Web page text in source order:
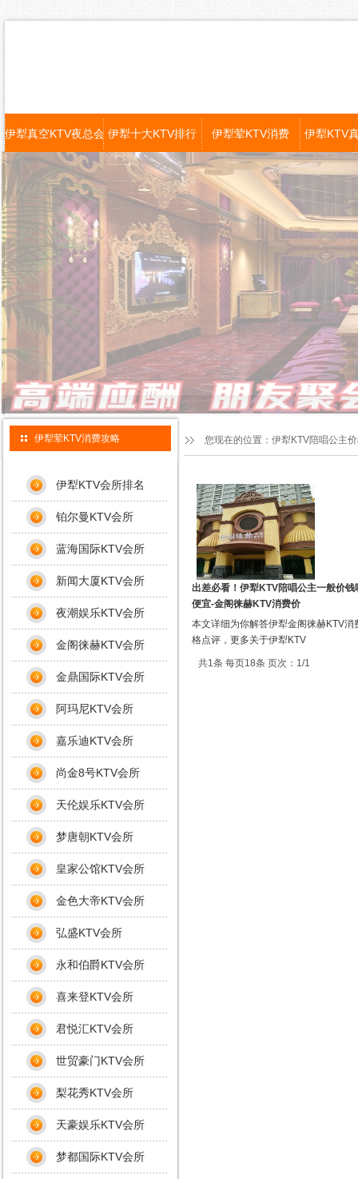
伊犁真空KTV夜总会 伊犁十大KTV排行 伊犁荤KTV消费 伊犁KTV
出差必看！伊犁KTV陪唱公主一般价钱
便宜-金阁徕赫KTV消费价
本文详细为你解答伊犁金阁徕赫KTV消
格点评，更多关于伊犁KTV
共1条 每页18条 页次：1/1
您现在的位置： 伊犁KTV陪唱公主
伊犁荤KTV消费攻略
伊犁KTV会所排名
铂尔曼KTV会所
蓝海国际KTV会所
新闻大厦KTV会所
夜潮娱乐KTV会所
金阁徕赫KTV会所
金鼎国际KTV会所
阿玛尼KTV会所
嘉乐迪KTV会所
尚金8号KTV会所
天伦娱乐KTV会所
梦唐朝KTV会所
皇家公馆KTV会所
金色大帝KTV会所
弘盛KTV会所
永和伯爵KTV会所
喜来登KTV会所
君悦汇KTV会所
世贸豪门KTV会所
梨花秀KTV会所
天豪娱乐KTV会所
梦都国际KTV会所